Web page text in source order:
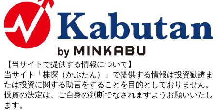
【当サイトで提供する情報について】
当サイト「株探（かぶたん）」で提供する情報は投資勧誘ま
たは投資に関する助言をすることを目的としておりません。
投資の決定は、ご自身の判断でなされますようお願いいたし
ます。